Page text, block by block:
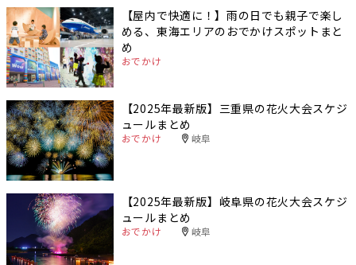
【屋内で快適に！】雨の日でも親子で楽し
める、東海エリアのおでかけスポットまと
め
おでかけ
【2025年最新版】三重県の花火大会スケジ
ュールまとめ
おでかけ 岐阜
【2025年最新版】岐阜県の花火大会スケジ
ュールまとめ
おでかけ 岐阜